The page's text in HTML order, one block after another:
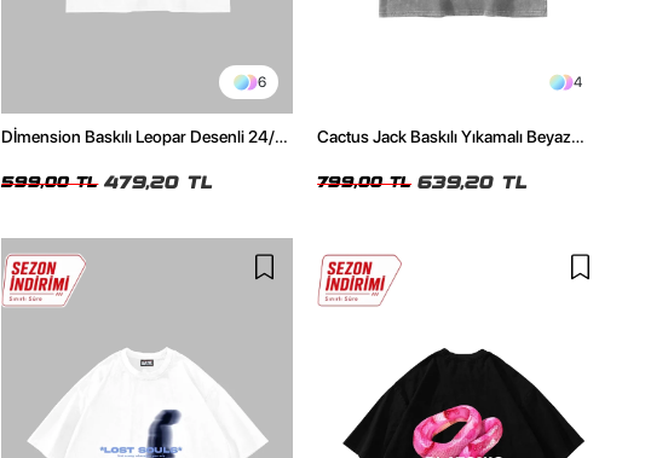
6
Dİmension Baskılı Leopar Desenli 24/1
599,00 TL 479,20 TL
4
Cactus Jack Baskılı Yıkamalı Beyaz
799,00 TL 639,20 TL